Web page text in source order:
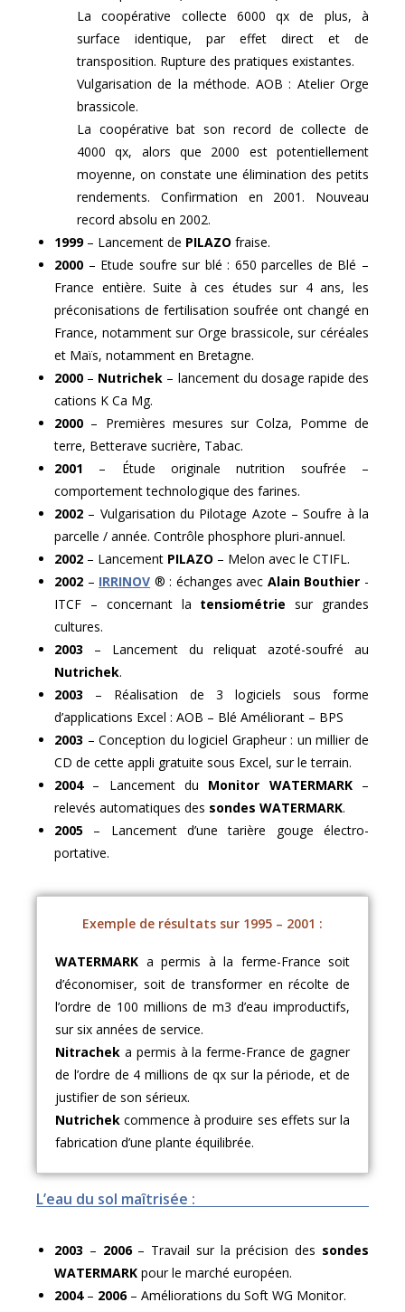
La coopérative collecte 6000 qx de plus, à
surface identique, par effet direct et de
transposition. Rupture des pratiques existantes.
Vulgarisation de la méthode. AOB : Atelier Orge
brassicole.
La coopérative bat son record de collecte de
4000 qx, alors que 2000 est potentiellement
moyenne, on constate une élimination des petits
rendements. Confirmation en 2001. Nouveau
record absolu en 2002.
1999– Lancement de PILAZO fraise.
2000 – Etude soufre sur blé : 650 parcelles de Blé –
France entière. Suite à ces études sur 4 ans, les
préconisations de fertilisation soufrée ont changé en
France, notamment sur Orge brassicole, sur céréales
et Maïs, notamment en Bretagne.
2000 – Nutrichek – lancement du dosage rapide des
cations K Ca Mg.
2000 – Premières mesures sur Colza, Pomme de
terre, Betterave sucrière, Tabac.
2001 – Étude originale nutrition soufrée –
comportement technologique des farines.
2002 – Vulgarisation du Pilotage Azote – Soufre à la
parcelle / année. Contrôle phosphore pluri-annuel.
2002 – Lancement PILAZO – Melon avec le CTIFL.
2002 – IRRINOV ® : échanges avec Alain Bouthier -
ITCF – concernant la tensiométrie sur grandes
cultures.
2003 – Lancement du reliquat azoté-soufré au
Nutrichek.
2003 – Réalisation de 3 logiciels sous forme
d’applications Excel : AOB – Blé Améliorant – BPS
2003 – Conception du logiciel Grapheur : un millier de
CD de cette appli gratuite sous Excel, sur le terrain.
2004– Lancement du Monitor WATERMARK–
relevés automatiques des sondes WATERMARK.
2005 – Lancement d’une tarière gouge électro-
portative.
Exemple de résultats sur 1995 – 2001 :
WATERMARK a permis à la ferme-France soit
d’économiser, soit de transformer en récolte de
l’ordre de 100 millions de m3 d’eau improductifs,
sur six années de service.
Nitrachek a permis à la ferme-France de gagner
de l’ordre de 4 millions de qx sur la période, et de
justifier de son sérieux.
Nutrichek commence à produire ses effets sur la
fabrication d’une plante équilibrée.
L’eau du sol maîtrisée :
2003 – 2006– Travail sur la précision des sondes
WATERMARK pour le marché européen.
2004– 2006– Améliorations du Soft WG Monitor.